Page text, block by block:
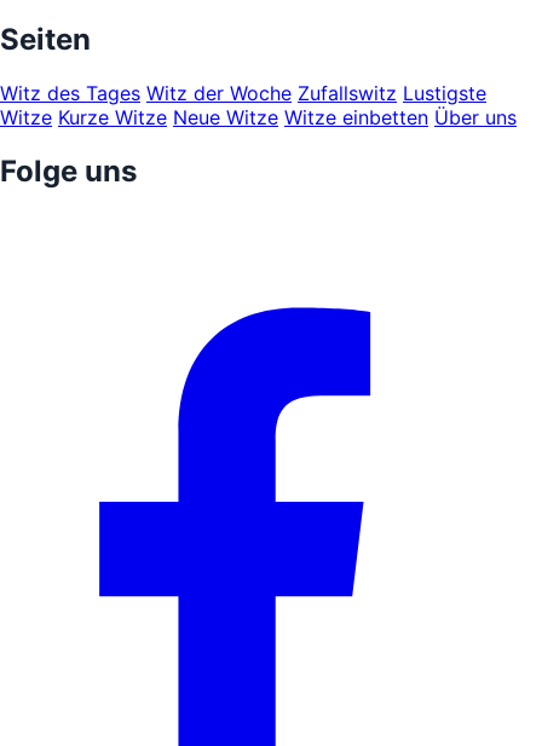
Seiten
Witz des Tages Witz der Woche Zufallswitz Lustigste
Witze Kurze Witze Neue Witze Witze einbetten Über uns
Folge uns